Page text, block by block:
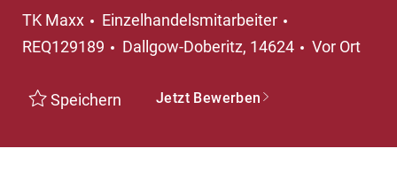
TK Maxx Kategorie
Einzelhandelsmitarbeiter
REQ129189
Ort
Dallgow-Doberitz, 14624 Vor Ort
Speichern Jetzt Bewerben